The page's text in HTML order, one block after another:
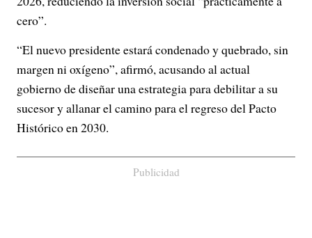
cero”.
“El nuevo presidente estará condenado y quebrado, sin
margen ni oxígeno”, afirmó, acusando al actual
gobierno de diseñar una estrategia para debilitar a su
sucesor y allanar el camino para el regreso del Pacto
Histórico en 2030.
Publicidad